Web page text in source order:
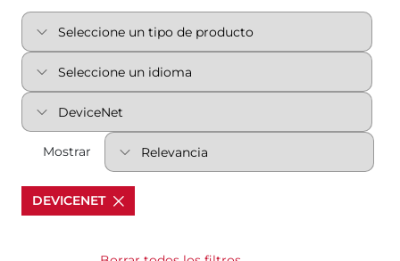
Mostrar
DEVICENET